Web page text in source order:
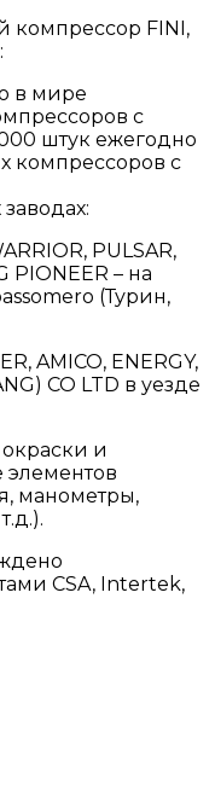
компрессор FINI,
в мире
с
штук ежегодно
компрессоров с
PULSAR,
PIONEER – на
(Турин,
AMICO, ENERGY,
CO LTD в уезде
и
элементов
манометры,
CSA, Intertek,